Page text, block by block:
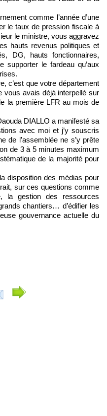
comme l’année d’une
le taux de pression fiscale à
le ministre, vous aggravez
hauts revenus politiques et
DG, hauts fonctionnaires,
le fardeau qu’aux
c’est que votre département
vous avais déjà interpellé sur
la première LFR au mois de
DIALLO a manifesté sa
avec moi et j’y souscris
de l’assemblée ne s’y prête
de 3 à 5 minutes maximum
de la majorité pour
disposition des médias pour
sur ces questions comme
la gestion des ressources
chantiers… d’édifier les
gouvernance actuelle du